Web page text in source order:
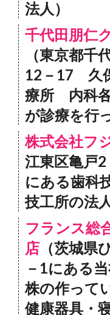
法人）
千代田朋仁
（東京都千
12－17 久
療所 内科
が診療を行
株式会社フ
江東区亀戸
にある歯科
技工所の法人
フランス総
店 （茨城県
－1にある
株の作って
健康器具・